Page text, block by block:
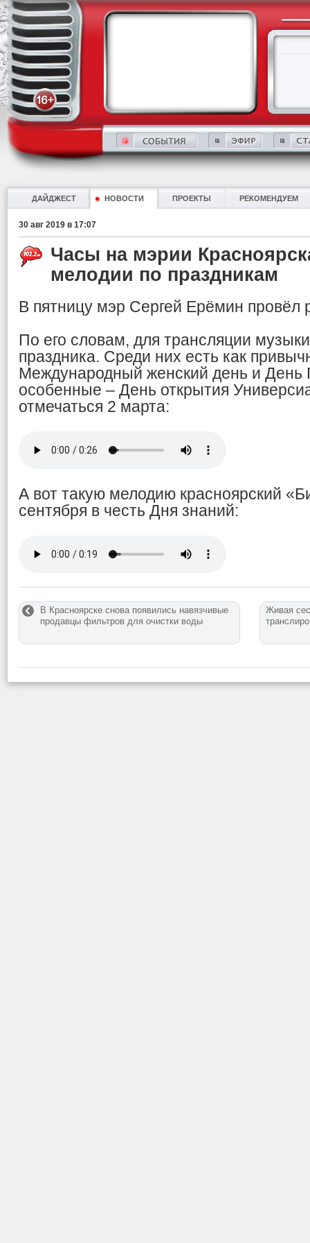
ДАЙДЖЕСТ НОВОСТИ ПРОЕКТЫ РЕКОМЕНДУЕМ
30 авг 2019 в 17:07
Часы на мэрии
мелодии по праздникам
В пятницу мэр Сергей Ерёмин провёл
По его словам, для трансляции
праздника. Среди них есть как
Международный женский день и День
особенные – День открытия
отмечаться 2 марта:
А вот такую мелодию красноярский
сентября в честь Дня знаний:
В Красноярске снова появились навязчивые
продавцы фильтров для очистки воды
Живая